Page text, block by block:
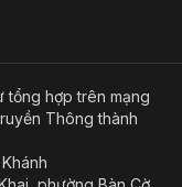
tổng hợp trên mạng
Thông thành